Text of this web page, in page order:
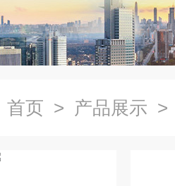
首页 > 产品展示